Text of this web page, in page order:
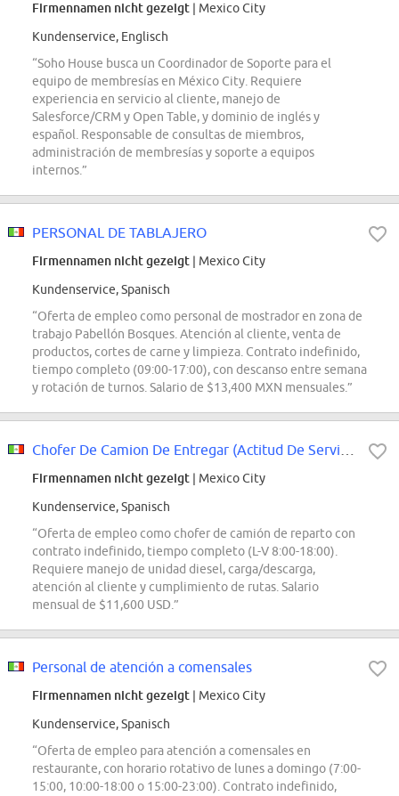
Firmennamen nicht gezeigt | Mexico City
Kundenservice, Englisch
“Soho House busca un Coordinador de Soporte para el
equipo de membresías en México City. Requiere
experiencia en servicio al cliente, manejo de
Salesforce/CRM y Open Table, y dominio de inglés y
español. Responsable de consultas de miembros,
administración de membresías y soporte a equipos
internos.”
PERSONAL DE TABLAJERO
Firmennamen nicht gezeigt | Mexico City
Kundenservice, Spanisch
“Oferta de empleo como personal de mostrador en zona de
trabajo Pabellón Bosques. Atención al cliente, venta de
productos, cortes de carne y limpieza. Contrato indefinido,
tiempo completo (09:00-17:00), con descanso entre semana
y rotación de turnos. Salario de $13,400 MXN mensuales.”
Firmennamen nicht gezeigt | Mexico City
Kundenservice, Spanisch
“Oferta de empleo como chofer de camión de reparto con
contrato indefinido, tiempo completo (L-V 8:00-18:00).
Requiere manejo de unidad diesel, carga/descarga,
atención al cliente y cumplimiento de rutas. Salario
mensual de $11,600 USD.”
Personal de atención a comensales
Firmennamen nicht gezeigt | Mexico City
Kundenservice, Spanisch
“Oferta de empleo para atención a comensales en
restaurante, con horario rotativo de lunes a domingo (7:00-
15:00, 10:00-18:00 o 15:00-23:00). Contrato indefinido,